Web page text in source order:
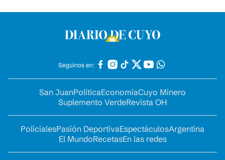
Seguinos en:
San JuanPolíticaEconomíaCuyo Minero
Suplemento VerdeRevista OH
PolicialesPasión DeportivaEspectáculosArgentina
El MundoRecetasEn las redes